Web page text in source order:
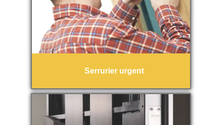
Serrurier urgent